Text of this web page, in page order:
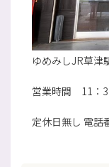
ゆめみしJR草津
営業時間 11：
定休日無し 電